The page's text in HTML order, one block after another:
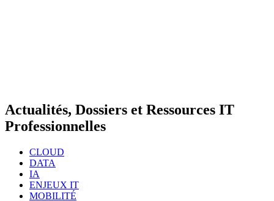
Actualités, Dossiers et Ressources IT
Professionnelles
CLOUD
DATA
IA
ENJEUX IT
MOBILITÉ